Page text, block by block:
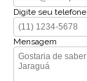
Digite seu telefone
Mensagem